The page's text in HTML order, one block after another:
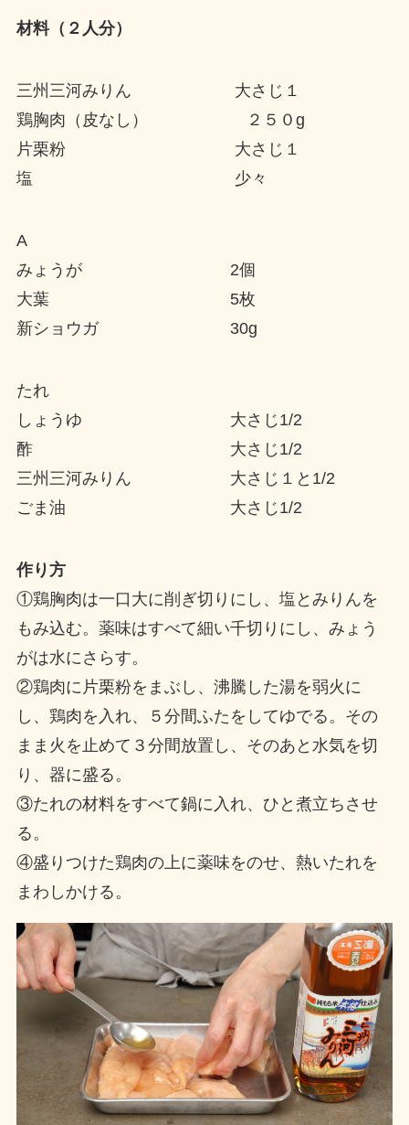
材料（２人分）
三州三河みりん 大さじ１
鶏胸肉（皮なし） ２５０g
片栗粉 大さじ１
塩 少々
A
みょうが 2個
大葉 5枚
新ショウガ 30g
たれ
しょうゆ 大さじ1/2
酢 大さじ1/2
三州三河みりん 大さじ１と1/2
ごま油 大さじ1/2
作り方
①鶏胸肉は一口大に削ぎ切りにし、塩とみりんを
もみ込む。薬味はすべて細い千切りにし、みょう
がは水にさらす。
②鶏肉に片栗粉をまぶし、沸騰した湯を弱火に
し、鶏肉を入れ、５分間ふたをしてゆでる。その
まま火を止めて３分間放置し、そのあと水気を切
り、器に盛る。
③たれの材料をすべて鍋に入れ、ひと煮立ちさせ
る。
④盛りつけた鶏肉の上に薬味をのせ、熱いたれを
まわしかける。